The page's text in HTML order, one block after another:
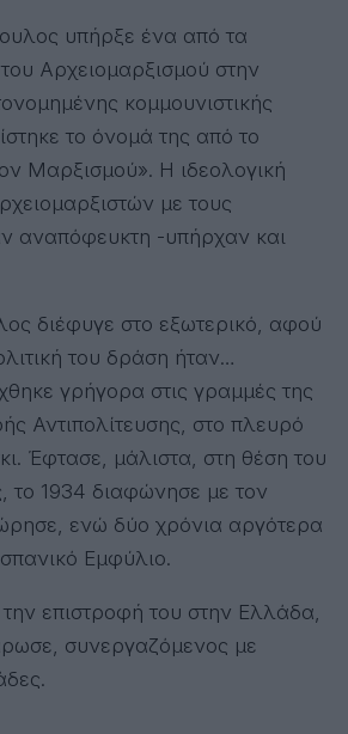
υπήρξε ένα από τα
του Αρχειομαρξισμού στην
κομμουνιστικής
το όνομά της από το
Μαρξισμού». Η ιδεολογική
με τους
αναπόφευκτη -υπήρχαν και
διέφυγε στο εξωτερικό, αφού
του δράση ήταν…
γρήγορα στις γραμμές της
Αντιπολίτευσης, στο πλευρό
Έφτασε, μάλιστα, στη θέση του
το 1934 διαφώνησε με τον
ενώ δύο χρόνια αργότερα
Εμφύλιο.
επιστροφή του στην Ελλάδα,
συνεργαζόμενος με